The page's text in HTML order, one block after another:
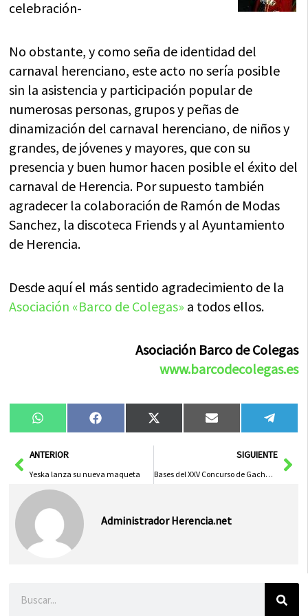
celebración-
No obstante, y como seña de identidad del
carnaval herenciano, este acto no sería posible
sin la asistencia y participación popular de
numerosas personas, grupos y peñas de
dinamización del carnaval herenciano, de niños y
grandes, de jóvenes y mayores, que con su
presencia y buen humor hacen posible el éxito del
carnaval de Herencia. Por supuesto también
agradecer la colaboración de Ramón de Modas
Sanchez, la discoteca Friends y al Ayuntamiento
de Herencia.
Desde aquí el más sentido agradecimiento de la
Asociación «Barco de Colegas» a todos ellos.
Asociación Barco de Colegas
www.barcodecolegas.es
Compartir
en
WhatsAppCompartir
en
FacebookCompartir
en
X
(Twitter)
Compartir
en
Email
en
AntANTERIOR
Yeska lanza su nueva maqueta
SIGUIENTE
Bases del XXV Concurso de Gachas Manchegas
Administrador Herencia.net